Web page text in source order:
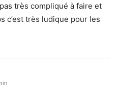
très compliqué à faire et
c’est très ludique pour les